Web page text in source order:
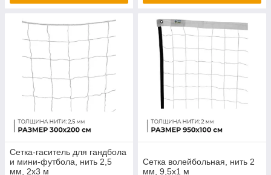
Сетка-гаситель для гандбола
и мини-футбола, нить 2,5
мм, 2х3 м
Сетка волейбольная, нить 2
мм, 9,5х1 м